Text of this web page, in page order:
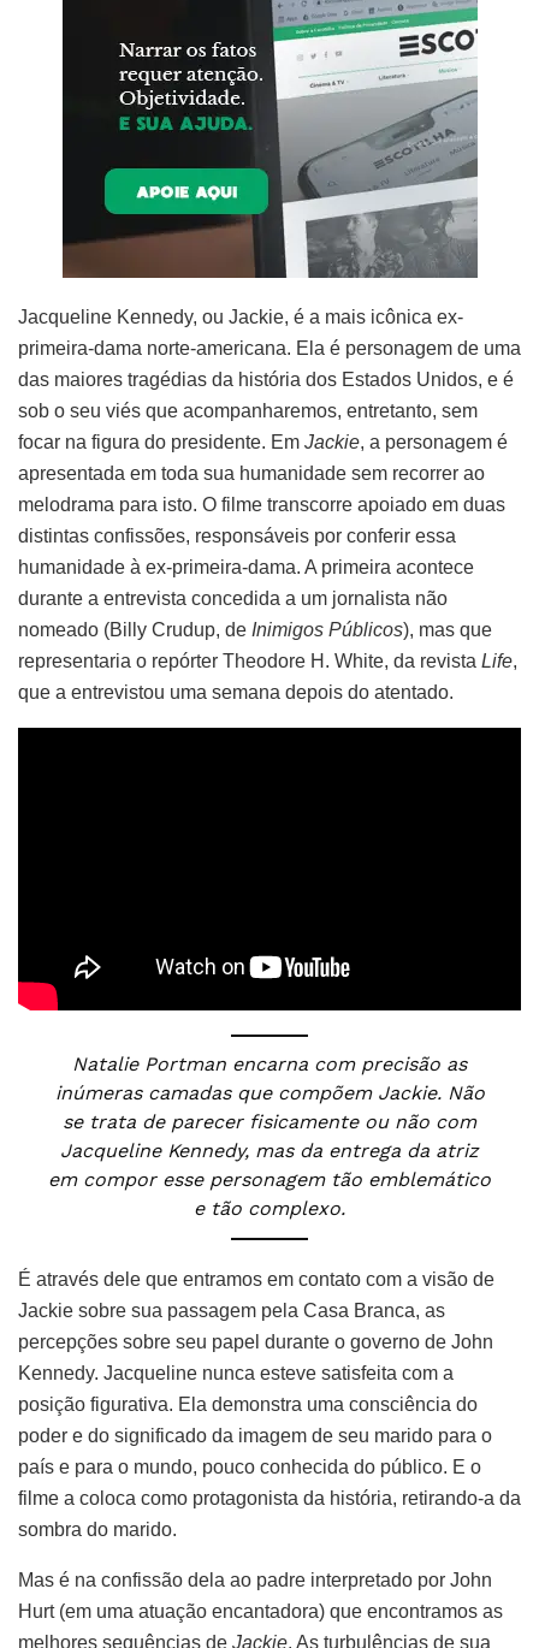
Jacqueline Kennedy, ou Jackie, é a mais icônica ex-
primeira-dama norte-americana. Ela é personagem de uma
das maiores tragédias da história dos Estados Unidos, e é
sob o seu viés que acompanharemos, entretanto, sem
focar na figura do presidente. Em Jackie, a personagem é
apresentada em toda sua humanidade sem recorrer ao
melodrama para isto. O filme transcorre apoiado em duas
distintas confissões, responsáveis por conferir essa
humanidade à ex-primeira-dama. A primeira acontece
durante a entrevista concedida a um jornalista não
nomeado (Billy Crudup, de Inimigos Públicos), mas que
representaria o repórter Theodore H. White, da revista Life,
que a entrevistou uma semana depois do atentado.
Natalie Portman encarna com precisão as
inúmeras camadas que compõem Jackie. Não
se trata de parecer fisicamente ou não com
Jacqueline Kennedy, mas da entrega da atriz
em compor esse personagem tão emblemático
e tão complexo.
É através dele que entramos em contato com a visão de
Jackie sobre sua passagem pela Casa Branca, as
percepções sobre seu papel durante o governo de John
Kennedy. Jacqueline nunca esteve satisfeita com a
posição figurativa. Ela demonstra uma consciência do
poder e do significado da imagem de seu marido para o
país e para o mundo, pouco conhecida do público. E o
filme a coloca como protagonista da história, retirando-a da
sombra do marido.
Mas é na confissão dela ao padre interpretado por John
Hurt (em uma atuação encantadora) que encontramos as
melhores sequências de Jackie. As turbulências de sua